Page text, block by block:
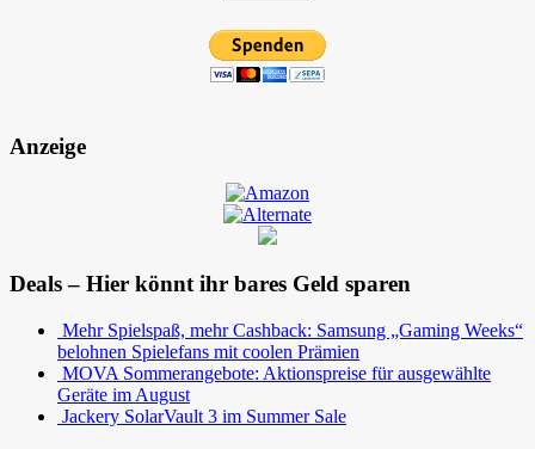
Anzeige
Deals – Hier könnt ihr bares Geld sparen
Mehr Spielspaß, mehr Cashback: Samsung „Gaming Weeks“
belohnen Spielefans mit coolen Prämien
MOVA Sommerangebote: Aktionspreise für ausgewählte
Geräte im August
Jackery SolarVault 3 im Summer Sale